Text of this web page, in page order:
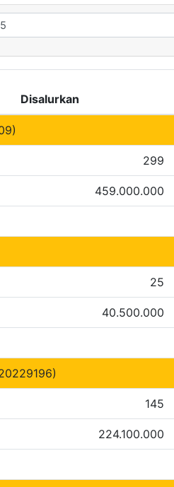
Disalurkan
299
459.000.000
25
40.500.000
145
224.100.000